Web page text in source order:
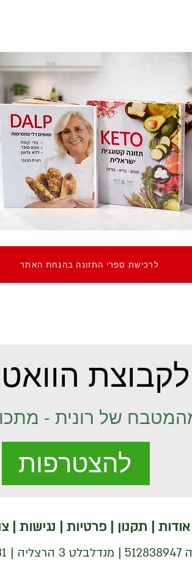
לרכישת ספרי התזונה בהנחת האתר
הוואט
של רונית -
להצטרפות
אודות תקנון |פרטיות נגישות |
|